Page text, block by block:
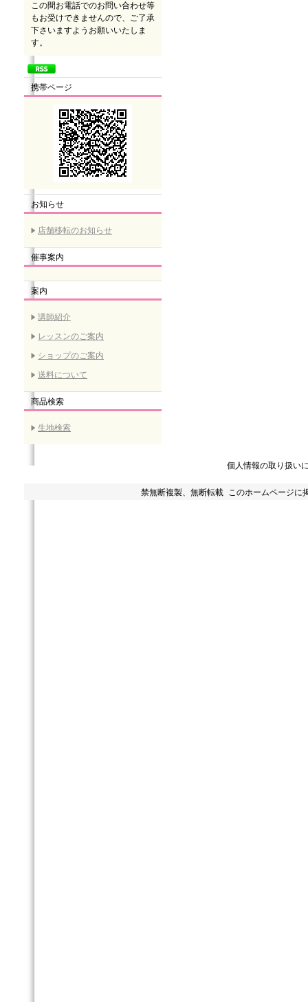
この間お電話でのお問い合わせ等
もお受けできませんので、ご了承
下さいますようお願いいたしま
す。
携帯ページ
お知らせ
店舗移転のお知らせ
催事案内
案内
講師紹介
レッスンのご案内
ショップのご案内
送料について
商品検索
生地検索
個人情報の取り扱い
禁無断複製、無断転載 このホームページに